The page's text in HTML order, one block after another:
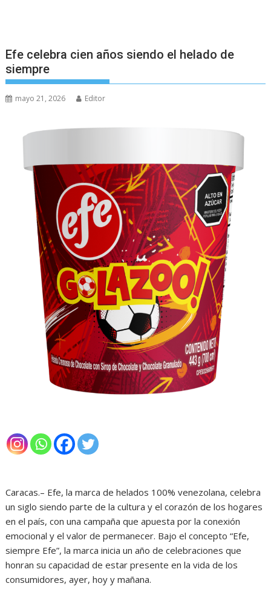
Efe celebra cien años siendo el helado de
siempre
mayo 21, 2026 Editor
Caracas.– Efe, la marca de helados 100% venezolana, celebra
un siglo siendo parte de la cultura y el corazón de los hogares
en el país, con una campaña que apuesta por la conexión
emocional y el valor de permanecer. Bajo el concepto “Efe,
siempre Efe”, la marca inicia un año de celebraciones que
honran su capacidad de estar presente en la vida de los
consumidores, ayer, hoy y mañana.